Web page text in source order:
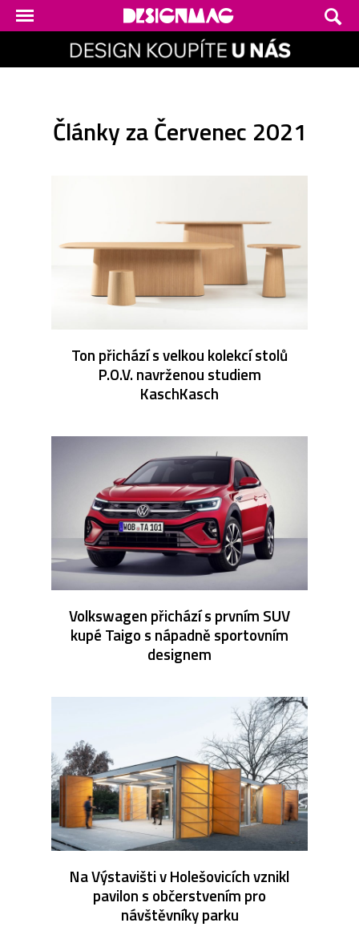
Články za Červenec 2021
Ton přichází s velkou kolekcí stolů
P.O.V. navrženou studiem
KaschKasch
Volkswagen přichází s prvním SUV
kupé Taigo s nápadně sportovním
designem
Na Výstavišti v Holešovicích vznikl
pavilon s občerstvením pro
návštěvníky parku